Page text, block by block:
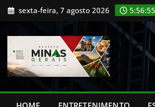
Skip sexta-feira, 7 agosto 2026